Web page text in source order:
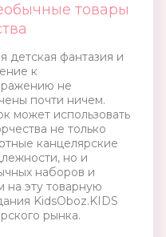
товары
детская фантазия и
к
не
почти ничем.
может использовать
не только
канцелярские
но и
наборов и
на эту товарную
KidsOboz.KIDS
рынка.